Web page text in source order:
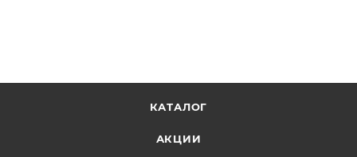
КАТАЛОГ
АКЦИИ